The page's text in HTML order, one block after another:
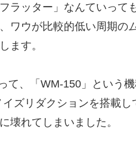
ラッター」なんていって
ワウが比較的低い周期の
ます。
て、「WM-150」という機
ズリダクションを搭載し
壊れてしまいました。